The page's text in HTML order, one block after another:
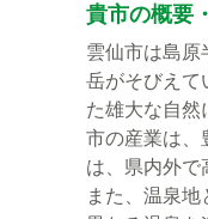
貴市の概要
雲仙市は島原
岳がそびえて
た雄大な自然
市の産業は、
は、県内外で
また、温泉